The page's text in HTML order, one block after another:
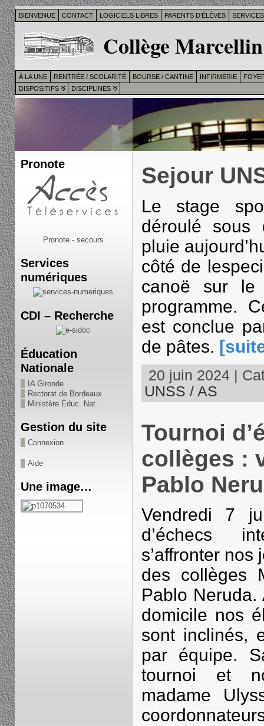
BIENVENUE CONTACT LOGICIELS LIBRES PARENTS D’ÉLÈVES
Collège
À LA UNE RENTRÉE / SCOLARITÉ BOURSE / CANTINE INFIRMERIE
DISPOSITIFS
DISCIPLINES
Pronote
Pronote - secours
Services
numériques
CDI – Recherche
Éducation
Nationale
IA Gironde
Rectorat de Bordeaux
Ministère Éduc. Nat.
Gestion du site
Connexion
Aide
Une image…
Sejour
Le stage
déroulé sous
pluie
côté de
canoë sur le
programme.
est conclue
de pâtes.
20 juin 2024 |
UNSS / AS
Tournoi
collèges :
Pablo
Vendredi 7
d’échecs
s’affronter
des collèges
Pablo Neruda.
domicile nos
sont inclinés,
par équipe.
tournoi et
madame